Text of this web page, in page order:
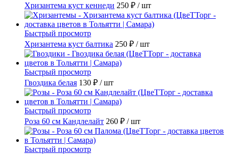
Хризантема куст кеннеди 250 ₽ / шт
Быстрый просмотр
Хризантема куст балтика 250 ₽ / шт
Быстрый просмотр
Гвоздика белая 130 ₽ / шт
Быстрый просмотр
Роза 60 см Кандлелайт 260 ₽ / шт
Быстрый просмотр